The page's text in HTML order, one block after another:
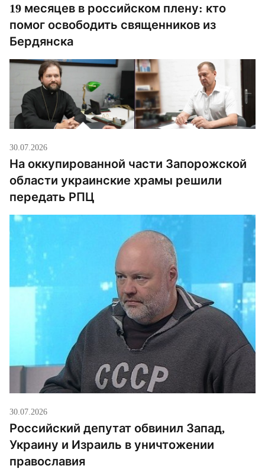
19 месяцев в российском плену: кто
помог освободить священников из
Бердянска
30.07.2026
На оккупированной части Запорожской
области украинские храмы решили
передать РПЦ
30.07.2026
Российский депутат обвинил Запад,
Украину и Израиль в уничтожении
православия